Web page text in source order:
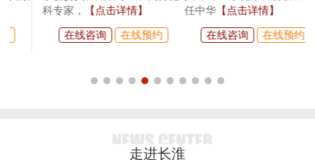
【点击详情】
在线咨询 在线预约
院、武【点击详情】
在线咨询 在线预约
走进长淮